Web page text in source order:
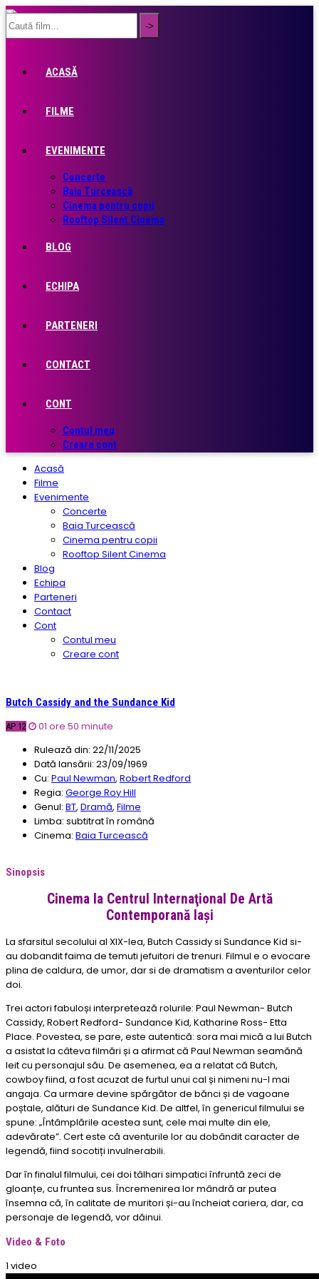
ACASĂ
FILME
EVENIMENTE
Concerte
Baia Turcească
Cinema pentru copii
Rooftop Silent Cinema
BLOG
ECHIPA
PARTENERI
CONTACT
CONT
Contul meu
Creare cont
Acasă
Filme
Evenimente
Concerte
Baia Turcească
Cinema pentru copii
Rooftop Silent Cinema
Blog
Echipa
Parteneri
Contact
Cont
Contul meu
Creare cont
Butch Cassidy and the Sundance Kid
AP 12
01 ore 50 minute
Rulează din: 22/11/2025
Dată lansării: 23/09/1969
Cu: Paul Newman, Robert Redford
Regia: George Roy Hill
Genul: BT, Dramă, Filme
Limba: subtitrat în română
Cinema: Baia Turcească
Sinopsis
Cinema la Centrul Internaţional De Artă
Contemporană Iași
La sfarsitul secolului al XIX-lea, Butch Cassidy si Sundance Kid si-
au dobandit faima de temuti jefuitori de trenuri. Filmul e o evocare
plina de caldura, de umor, dar si de dramatism a aventurilor celor
doi.
Trei actori fabuloși interpretează rolurile: Paul Newman- Butch
Cassidy, Robert Redford- Sundance Kid, Katharine Ross- Etta
Place. Povestea, se pare, este autentică: sora mai mică a lui Butch
a asistat la câteva filmări și a afirmat că Paul Newman seamănă
leit cu personajul său. De asemenea, ea a relatat că Butch,
cowboy fiind, a fost acuzat de furtul unui cal și nimeni nu-l mai
angaja. Ca urmare devine spărgător de bănci și de vagoane
poștale, alături de Sundance Kid. De altfel, în genericul filmului se
spune: „Întâmplările acestea sunt, cele mai multe din ele,
adevărate”. Cert este că aventurile lor au dobândit caracter de
legendă, fiind socotiți invulnerabili.
Dar în finalul filmului, cei doi tâlhari simpatici înfruntă zeci de
gloanțe, cu fruntea sus. Încremenirea lor mândră ar putea
însemna că, în calitate de muritori și-au încheiat cariera, dar, ca
personaje de legendă, vor dăinui.
Video & Foto
1 video